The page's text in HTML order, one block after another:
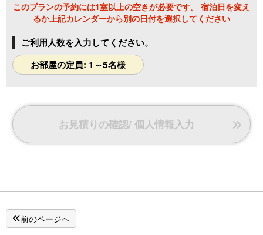
このプランの予約には1室以上の空きが必要です。 宿泊日を変え
るか上記カレンダーから別の日付を選択してください
ご利用人数を入力してください。
お部屋の定員: 1～5名様
お見積りの確認/ 個人情報入力
前のページへ